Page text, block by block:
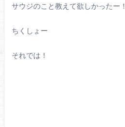
サウジのこと教えて欲しかったー！
ちくしょー
それでは！